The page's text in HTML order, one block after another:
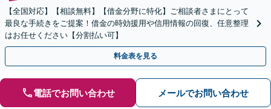
【全国対応】【相談無料】【借金分野に特化】ご相談者さまにとって
最良な手続きをご提案！借金の時効援用や信用情報の回復、任意整理
はお任せください【分割払い可】
料金表を見る
電話でお問い合わせ メールでお問い合わせ